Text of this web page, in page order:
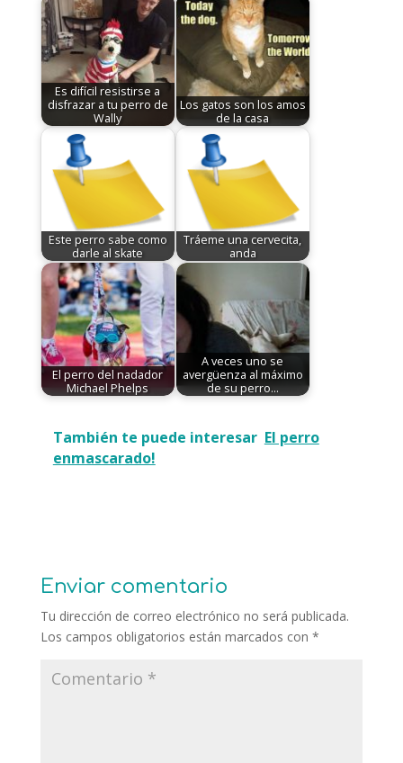
Es difícil resistirse a
disfrazar a tu perro de
Wally
Los gatos son los amos
de la casa
Este perro sabe como
darle al skate
Tráeme una cervecita,
anda
El perro del nadador
Michael Phelps
A veces uno se
avergüenza al máximo
de su perro...
También te puede interesar El perro
enmascarado!
Enviar comentario
Tu dirección de correo electrónico no será publicada.
Los campos obligatorios están marcados con *